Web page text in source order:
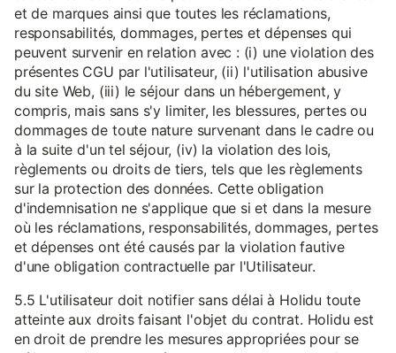
et de marques ainsi que toutes les réclamations,
responsabilités, dommages, pertes et dépenses qui
peuvent survenir en relation avec : (i) une violation des
présentes CGU par l'utilisateur, (ii) l'utilisation abusive
du site Web, (iii) le séjour dans un hébergement, y
compris, mais sans s'y limiter, les blessures, pertes ou
dommages de toute nature survenant dans le cadre ou
à la suite d'un tel séjour, (iv) la violation des lois,
règlements ou droits de tiers, tels que les règlements
sur la protection des données. Cette obligation
d'indemnisation ne s'applique que si et dans la mesure
où les réclamations, responsabilités, dommages, pertes
et dépenses ont été causés par la violation fautive
d'une obligation contractuelle par l'Utilisateur.
5.5 L'utilisateur doit notifier sans délai à Holidu toute
atteinte aux droits faisant l'objet du contrat. Holidu est
en droit de prendre les mesures appropriées pour se